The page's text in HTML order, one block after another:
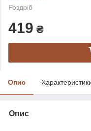
Роздріб
419 ₴
Опис
Опис